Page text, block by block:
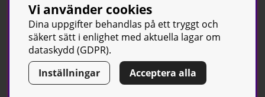
© Sport & Gym Butiken JTC AB | Kontakta oss| All rights reserved
| Org.nr: 556668-7058 | Tel: 0500-42 87 00
Vi använder cookies
Dina uppgifter behandlas på ett tryggt och
säkert sätt i enlighet med aktuella lagar om
dataskydd (GDPR).
Inställningar
Acceptera alla